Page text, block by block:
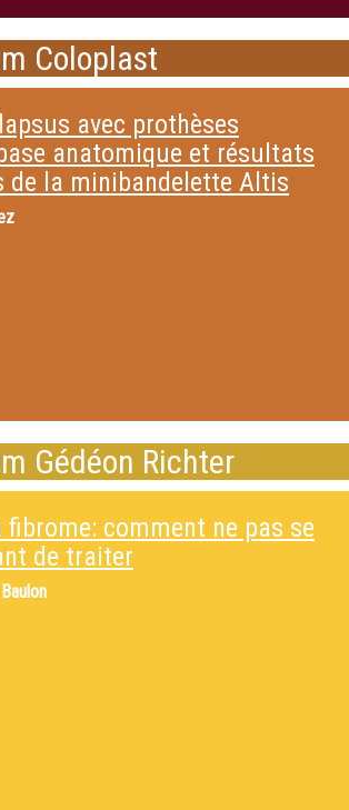
Coloplast
avec prothèses
anatomique et résultats
de la minibandelette Altis
Gédéon Richter
fibrome: comment ne pas se
de traiter